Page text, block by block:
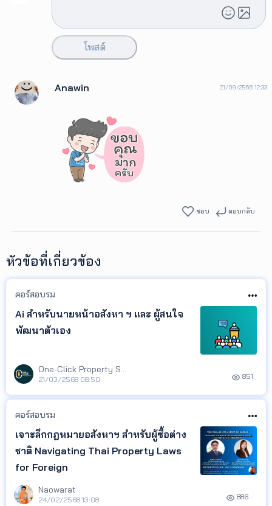
โพสต์
Anawin 21/09/2566 12:33
ชอบ ตอบกลับ
หัวข้อที่เกี่ยวข้อง
คอร์สอบรม
Ai สำหรับนายหน้าอสังหา ฯ และ ผู้สนใจ
พัฒนาตัวเอง
One-Click Property Service
21/03/2568 08:50 851
คอร์สอบรม
เจาะลึกกฎหมายอสังหาฯ สำหรับผู้ซื้อต่าง
ชาติ Navigating Thai Property Laws
for Foreign
Naowarat
24/02/2568 13:08 886